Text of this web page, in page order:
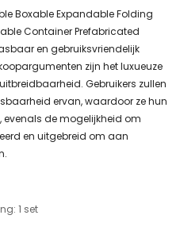
Boxable Expandable Folding
Container Prefabricated
en gebruiksvriendelijk
zijn het luxueuze
Gebruikers zullen
ervan, waardoor ze hun
evenals de mogelijkheid om
en uitgebreid om aan
1 set